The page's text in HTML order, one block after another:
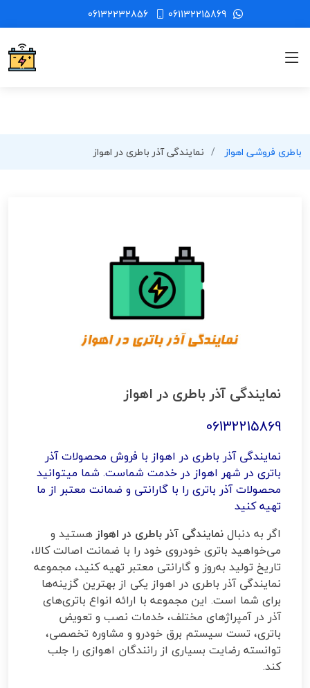
061132215869
06132232856
باطری فروشی اهواز نمایندگی آذر باطری در اهواز
نمایندگی آذر باطری در اهواز
06132215869
نمایندگی آذر باطری در اهواز با فروش محصولات آذر
باتری در شهر اهواز در خدمت شماست. شما میتوانید
محصولات آذر باتری را با گارانتی و ضمانت معتبر از ما
تهیه کنید
اگر به دنبالنمایندگی آذر باطری در اهوازهستید و
می‌خواهید باتری خودروی خود را با ضمانت اصالت کالا،
تاریخ تولید به‌روز و گارانتی معتبر تهیه کنید، مجموعه
نمایندگی آذر باطری در اهواز یکی از بهترین گزینه‌ها
برای شما است. این مجموعه با ارائه انواع باتری‌های
آذر در آمپراژهای مختلف، خدمات نصب و تعویض
باتری، تست سیستم برق خودرو و مشاوره تخصصی،
توانسته رضایت بسیاری از رانندگان اهوازی را جلب
کند.